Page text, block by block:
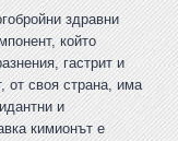
здравни
който
гастрит и
от своя страна, има
и
кимионът е